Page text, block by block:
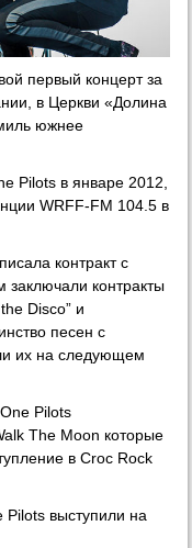
первый концерт за
в Церкви «Долина
южнее
Pilots в январе 2012,
WRFF-FM 104.5 в
контракт с
заключали контракты
Disco” и
песен с
их на следующем
Pilots
The Moon которые
в Croc Rock
Pilots выступили на